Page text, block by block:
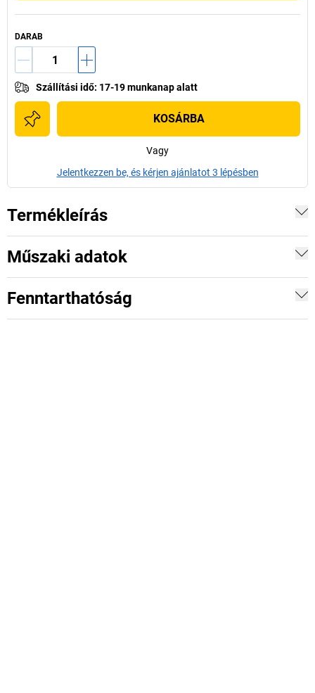
DARAB
Szállítási idő: 17-19 munkanap alatt
KOSÁRBA
Vagy
Jelentkezzen be, és kérjen ajánlatot 3 lépésben
Termékleírás
Műszaki adatok
Fenntarthatóság